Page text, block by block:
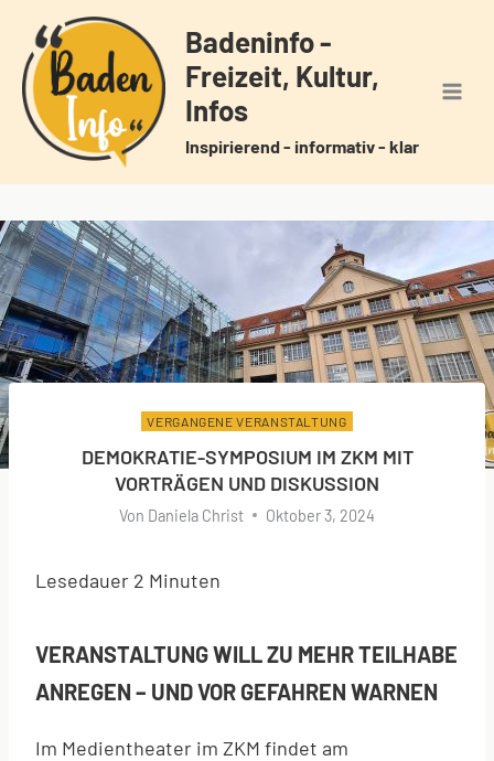
Inhalt
springen
Badeninfo -
Freizeit, Kultur,
Infos
Inspirierend - informativ - klar
VERGANGENE VERANSTALTUNG
DEMOKRATIE-SYMPOSIUM IM ZKM MIT
VORTRÄGEN UND DISKUSSION
Von Daniela Christ Oktober 3, 2024
Lesedauer 2 Minuten
VERANSTALTUNG WILL ZU MEHR TEILHABE
ANREGEN – UND VOR GEFAHREN WARNEN
Im Medientheater im ZKM findet am